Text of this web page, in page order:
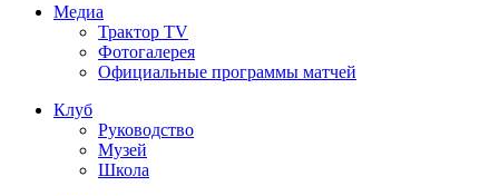
Медиа
Трактор TV
Фотогалерея
Официальные программы матчей
Клуб
Руководство
Музей
Школа